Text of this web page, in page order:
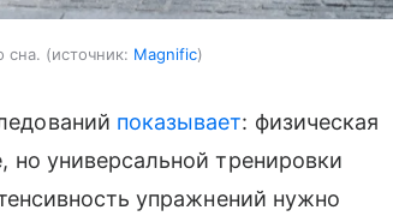
сна. источник: Magnific
показывает: физическая
но универсальной тренировки
упражнений нужно